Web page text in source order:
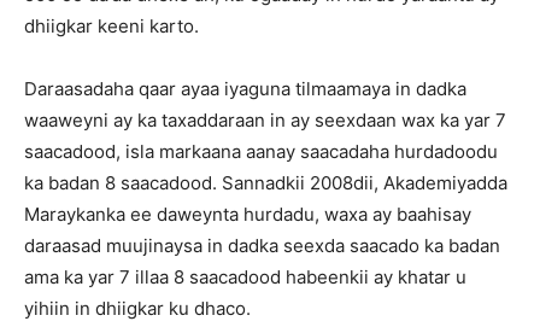
dhiigkar keeni karto.
Daraasadaha qaar ayaa iyaguna tilmaamaya in dadka
waaweyni ay ka taxaddaraan in ay seexdaan wax ka yar 7
saacadood, isla markaana aanay saacadaha hurdadoodu
ka badan 8 saacadood. Sannadkii 2008dii, Akademiyadda
Maraykanka ee daweynta hurdadu, waxa ay baahisay
daraasad muujinaysa in dadka seexda saacado ka badan
ama ka yar 7 illaa 8 saacadood habeenkii ay khatar u
yihiin in dhiigkar ku dhaco.